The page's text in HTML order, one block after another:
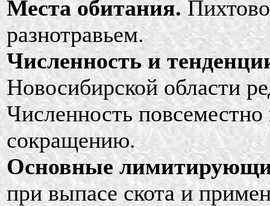
Места обитания.
разнотравьем.
Численность и
Новосибирской области
Численность
сокращению.
Основные
при выпасе скота и